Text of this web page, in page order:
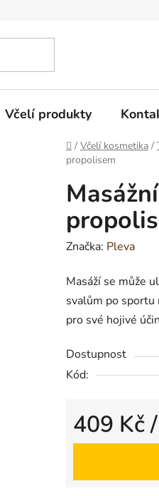
Včelí produkty
Domů
/ Včelí kosmetika /
propolisem
Značka: Pleva
Masáží se může
svalům po sportu
pro své hojivé
Dostupnost
Kód:
409 Kč
Měrná cena: